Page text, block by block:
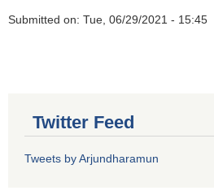
Submitted on: Tue, 06/29/2021 - 15:45
Twitter Feed
Tweets by Arjundharamun